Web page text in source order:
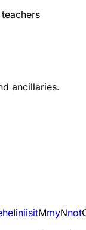
ancillaries.
heIiniisitMmyNnot